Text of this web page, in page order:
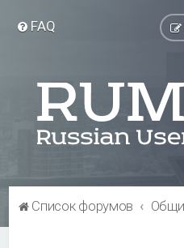
FAQ
Список форумов